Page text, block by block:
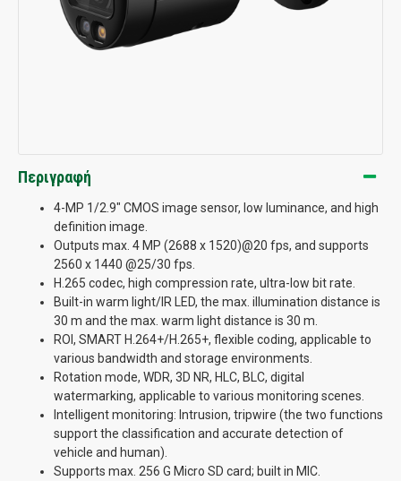
Περιγραφή
4-MP 1/2.9" CMOS image sensor, low luminance, and high
definition image.
Outputs max. 4 MP (2688 x 1520)@20 fps, and supports
2560 x 1440 @25/30 fps.
H.265 codec, high compression rate, ultra-low bit rate.
Built-in warm light/IR LED, the max. illumination distance is
30 m and the max. warm light distance is 30 m.
ROI, SMART H.264+/H.265+, flexible coding, applicable to
various bandwidth and storage environments.
Rotation mode, WDR, 3D NR, HLC, BLC, digital
watermarking, applicable to various monitoring scenes.
Intelligent monitoring: Intrusion, tripwire (the two functions
support the classification and accurate detection of
vehicle and human).
Supports max. 256 G Micro SD card; built in MIC.